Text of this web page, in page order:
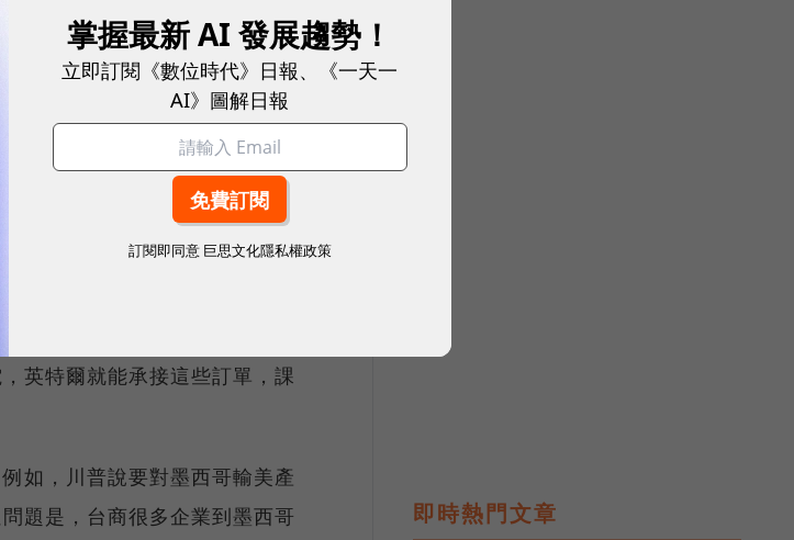
動更多產能至成本更高的美
是美國公司，生產出來的晶圓
一定最後其實是蘋果、輝達、
沒有幫助。現在的問題是，英
英特爾就能承接這些訂單，課
如，川普說要對墨西哥輸美產
題是，台商很多企業到墨西哥
即時熱門文章
掌握最新 AI 發展趨勢！
立即訂閱《數位時代》日報、《一天一
AI》圖解日報
訂閱即同意 巨思文化隱私權政策